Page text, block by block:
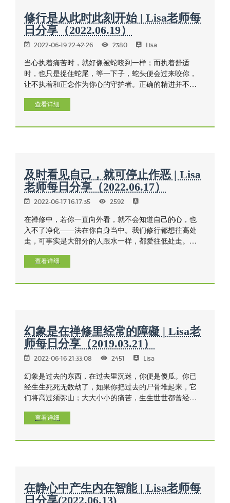
修行是从此时此刻开始 | Lisa老师每
日分享（2022.06.19）
2022-06-19 22:42:26 2380 Lisa
当心执着痛苦时，就好像被蛇咬到一样；而执着舒适
时，也只是捉住蛇尾，等一下子，蛇头便会过来咬你，
让不执着和正念作为你心的守护者。正确的精进并不是
进，一种克服懒惰和烦恼的精进，一种让我们一天中的
我们的修行。
查看详细
及时看见自己，就可停止作恶 | Lisa
老师每日分享（2022.06.17）
2022-06-17 16:17:35 2592
在禅修中，若你一直向外看，就不会知道自己的心，也
入不了净化——法在你自身当中。我们修行都想往高处
走，可事实是大部分的人跟水一样，都爱往低处走。因
贪、瞋、痴跑，于是一次次犯错，一次次跟随不善念。
查看详细
幻象是在禅修里经常的障礙 | Lisa老
师每日分享（2019.03.21）
2022-06-16 21:33:08 2451 Lisa
幻象是过去的东西，在过去里沉迷，你便是傻瓜。你已
经生生死死无数劫了，如果你把过去的尸骨堆起来，它
们将高过须弥山；大大小小的痛苦，生生世世都曾经
感到厌倦，失望！不再因出生而欢愉了，行者的心将直
查看详细
在静心中产生内在智能 | Lisa老师每
日分享(2022.06.13)